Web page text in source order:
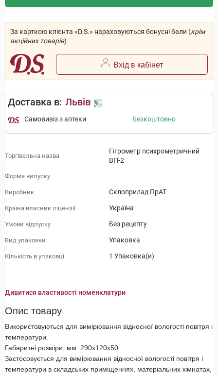
За карткою клієнта «D.S.» нараховуються бонусні бали (крім
акційних товарів)
Вхід в кабінет
Доставка в: Львів
Самовивіз з аптеки Безкоштовно
Торгівельна назва
Гігрометр психрометричний
ВІТ-2
Форма випуску
Виробник Склоприлад ПрАТ
Країна власник ліцензії Україна
Умови відпуску Без рецепту
Вид упаковки Упаковка
Кількість в упаковці 1 Упаковка(и)
Дивитися властивості номенклатури
Опис товару
Використовуються для вимірювання відносної вологості повітря і
температури.
Габаритні розміри, мм: 290х120х50
Застосовується для вимірювання відносної вологості повітря і
температури в складських приміщеннях, матеріальних кімнатах,